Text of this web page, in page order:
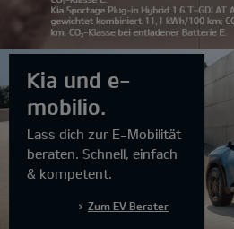
3
4
Kia und e-
mobilio.
Lass dich zur E-Mobilität
beraten. Schnell, einfach
& kompetent.
Zum EV Berater